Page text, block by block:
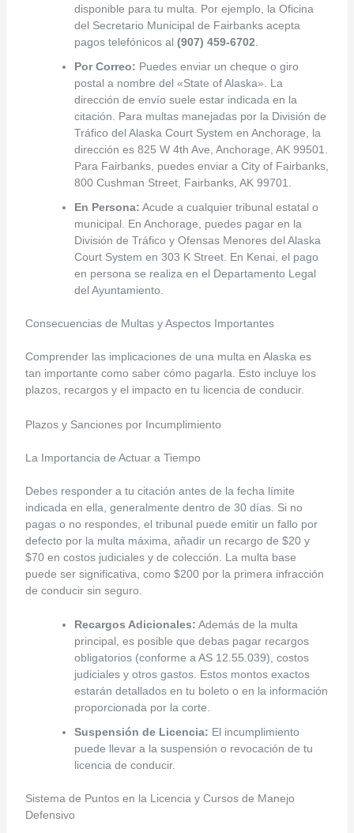
disponible para tu multa. Por ejemplo, la Oficina
del Secretario Municipal de Fairbanks acepta
pagos telefónicos al (907) 459-6702
Por Correo: Puedes enviar un cheque o giro
postal a nombre del «State of Alaska». La
dirección de envío suele estar indicada en la
citación. Para multas manejadas por la División de
Tráfico del Alaska Court System en Anchorage, la
dirección es 825 W 4th Ave, Anchorage, AK 99501.
Para Fairbanks, puedes enviar a City of Fairbanks,
800 Cushman Street, Fairbanks, AK 99701.
En Persona: Acude a cualquier tribunal estatal o
municipal. En Anchorage, puedes pagar en la
División de Tráfico y Ofensas Menores del Alaska
Court System en 303 K Street. En Kenai, el pago
en persona se realiza en el Departamento Legal
del Ayuntamiento.
Consecuencias de Multas y Aspectos Importantes
Comprender las implicaciones de una multa en Alaska es
tan importante como saber cómo pagarla. Esto incluye los
plazos, recargos y el impacto en tu licencia de conducir.
Plazos y Sanciones por Incumplimiento
La Importancia de Actuar a Tiempo
Debes responder a tu citación antes de la fecha límite
indicada en ella, generalmente dentro de 30 días. Si no
pagas o no respondes, el tribunal puede emitir un fallo por
defecto por la multa máxima, añadir un recargo de $20 y
$70 en costos judiciales y de colección. La multa base
puede ser significativa, como $200 por la primera infracción
de conducir sin seguro.
Recargos Adicionales: Además de la multa
principal, es posible que debas pagar recargos
obligatorios (conforme a AS 12.55.039), costos
judiciales y otros gastos. Estos montos exactos
estarán detallados en tu boleto o en la información
proporcionada por la corte.
Suspensión de Licencia: El incumplimiento
puede llevar a la suspensión o revocación de tu
licencia de conducir.
Sistema de Puntos en la Licencia y Cursos de Manejo
Defensivo